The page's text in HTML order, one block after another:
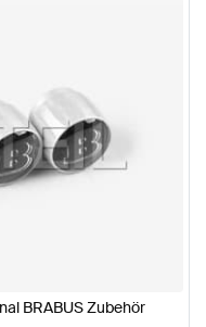
BRABUS Zubehör